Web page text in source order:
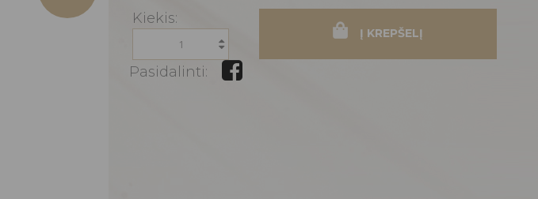
Kiekis:
Į KREPŠELĮ
Pasidalinti: